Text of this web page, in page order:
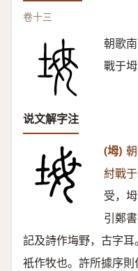
卷十三
朝歌
戰于
说文解字注
(坶)
紂戰于
受，
引鄭
記及詩作㙁野，古字
衹作牧也。許所據序